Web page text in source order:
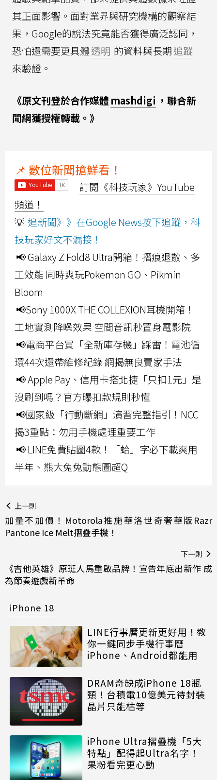
其正面影響。面對業界與研究機構的觀察結
果，Google的說法究竟能否獲得廣泛認同，
恐怕還需要更具體透明 的資料與長期追蹤
來驗證。
《原文刊登於合作媒體 mashdigi ，聯合新
聞網獲授權轉載。》
📌 數位新聞搶鮮看！
訂閱《科技玩家》YouTube
頻道！
💡 追新聞》》在Google News按下追蹤，科
技玩家好文不漏接！
📢 Galaxy Z Fold8 Ultra開箱！摺痕退散、多
工效能 同時爽玩Pokemon GO、Pikmin
Bloom
📢Sony 1000X THE COLLEXION耳機開箱！
工地實測降噪效果 空間音訊秒置身電影院
📢電商平台買「全新庫存機」踩雷！電池循
環44次還帶維修紀錄 網揭無良賣家手法
📢 Apple Pay、信用卡搭北捷「只扣1元」是
沒刷到嗎？官方曝扣款規則秒懂
📢國家級「行動斷網」演習完整指引！NCC
揭3重點：勿用手機處理重要工作
📢 LINE免費貼圖4款！「蛤」字必下載爽用
半年、熊大兔兔動態圖超Q
上一則
加量不加價！Motorola推施華洛世奇奢華版Razr
Pantone Ice Melt摺疊手機！
下一則
《吉他英雄》原班人馬重啟品牌！宣告年底出新作 成
為節奏遊戲新革命
iPhone 18
LINE行事曆更新更好用！教
你一鍵同步手機行事曆
iPhone、Android都能用
DRAM奇缺成iPhone 18瓶
頸！台積電10億美元待封裝
晶片只能枯等
iPhone Ultra摺疊機「5大
特點」配得起Ultra名字！
果粉看完更心動